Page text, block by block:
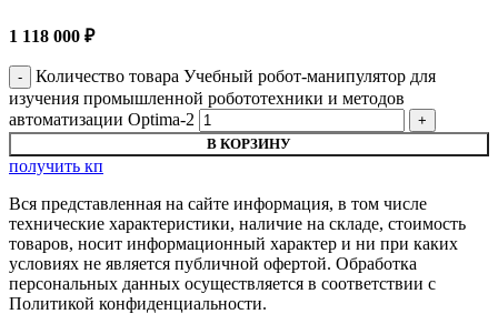
1 118 000 ₽
Количество товара Учебный робот-манипулятор для
изучения промышленной робототехники и методов
автоматизации Optima-2
В КОРЗИНУ
получить кп
Вся представленная на сайте информация, в том числе
технические характеристики, наличие на складе, стоимость
товаров, носит информационный характер и ни при каких
условиях не является публичной офертой. Обработка
персональных данных осуществляется в соответствии с
Политикой конфиденциальности.